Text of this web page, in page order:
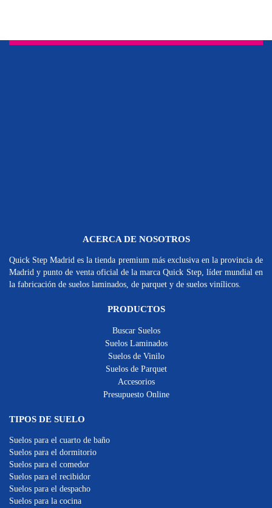
ACERCA DE NOSOTROS
Quick Step Madrid es la tienda premium más exclusiva en la provincia de
Madrid y punto de venta oficial de la marca Quick Step, líder mundial en
la fabricación de suelos laminados, de parquet y de suelos vinílicos.
PRODUCTOS
Buscar Suelos
Suelos Laminados
Suelos de Vinilo
Suelos de Parquet
Accesorios
Presupuesto Online
TIPOS DE SUELO
Suelos para el cuarto de baño
Suelos para el dormitorio
Suelos para el comedor
Suelos para el recibidor
Suelos para el despacho
Suelos para la cocina